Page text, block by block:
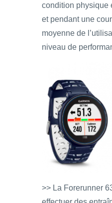
condition physique
et pendant une
moyenne de
niveau de
>> La Forerunner